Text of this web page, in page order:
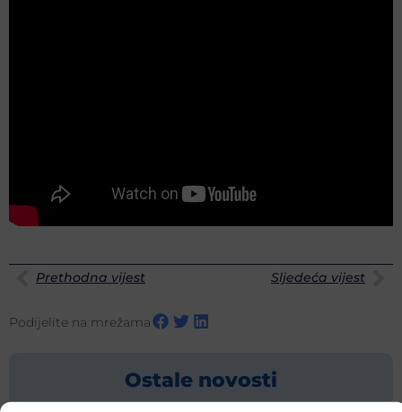
Prethodna vijest Sljedeća vijest
Podijelite na mrežama
Ostale novosti